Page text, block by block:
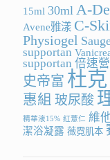
15ml 30ml A-
Avene雅漾 C-
Physiogel
supportan
supportan 倍速
史帝富 杜克
惠組 玻尿酸
精華液15% 紅薏仁 維
潔浴凝露 薇霓肌本